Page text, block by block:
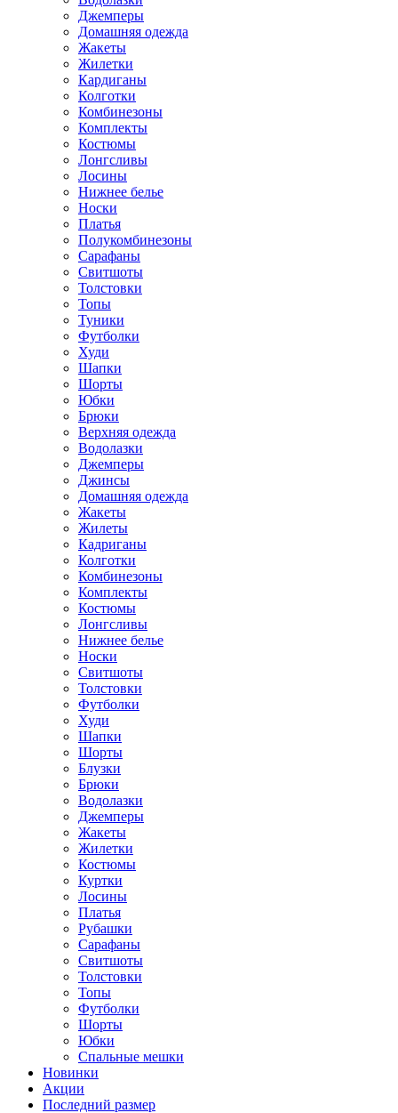
Джемперы
Домашняя одежда
Жакеты
Жилетки
Кардиганы
Колготки
Комбинезоны
Комплекты
Костюмы
Лонгсливы
Лосины
Нижнее белье
Носки
Платья
Полукомбинезоны
Сарафаны
Свитшоты
Толстовки
Топы
Туники
Футболки
Худи
Шапки
Шорты
Юбки
Брюки
Верхняя одежда
Водолазки
Джемперы
Джинсы
Домашняя одежда
Жакеты
Жилеты
Кадриганы
Колготки
Комбинезоны
Комплекты
Костюмы
Лонгсливы
Нижнее белье
Носки
Свитшоты
Толстовки
Футболки
Худи
Шапки
Шорты
Блузки
Брюки
Водолазки
Джемперы
Жакеты
Жилетки
Костюмы
Куртки
Лосины
Платья
Рубашки
Сарафаны
Свитшоты
Толстовки
Топы
Футболки
Шорты
Юбки
Спальные мешки
Новинки
Акции
Последний размер